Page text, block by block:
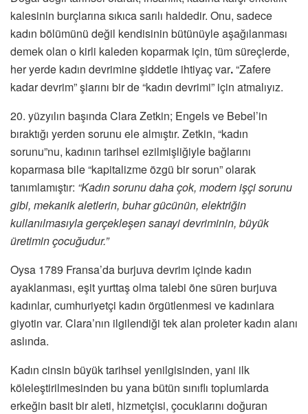
kalesinin burçlarına sıkıca sarılı haldedir. Onu, sadece
kadın bölümünü değil kendisinin bütünüyle aşağılanması
demek olan o kirli kaleden koparmak için, tüm süreçlerde,
her yerde kadın devrimine şiddetle ihtiyaç var.“Zafere
kadar devrim” şiarını bir de “kadın devrimi” için atmalıyız.
20. yüzyılın başında Clara Zetkin; Engels ve Bebel’in
bıraktığı yerden sorunu ele almıştır. Zetkin, “kadın
sorunu”nu, kadının tarihsel ezilmişliğiyle bağlarını
koparmasa bile “kapitalizme özgü bir sorun” olarak
tanımlamıştır: “Kadın sorunu daha çok, modern işçi sorunu
gibi, mekanik aletlerin, buhar gücünün, elektriğin
kullanılmasıyla gerçekleşen sanayi devriminin, büyük
üretimin çocuğudur.”
Oysa 1789 Fransa’da burjuva devrim içinde kadın
ayaklanması, eşit yurttaş olma talebi öne süren burjuva
kadınlar, cumhuriyetçi kadın örgütlenmesi ve kadınlara
giyotin var. Clara’nın ilgilendiği tek alan proleter kadın alanı
aslında.
Kadın cinsin büyük tarihsel yenilgisinden, yani ilk
köleleştirilmesinden bu yana bütün sınıflı toplumlarda
erkeğin basit bir aleti, hizmetçisi, çocuklarını doğuran